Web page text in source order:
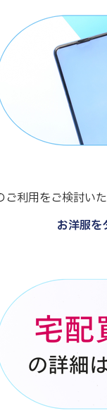
ご利用をご検討い
お洋服を